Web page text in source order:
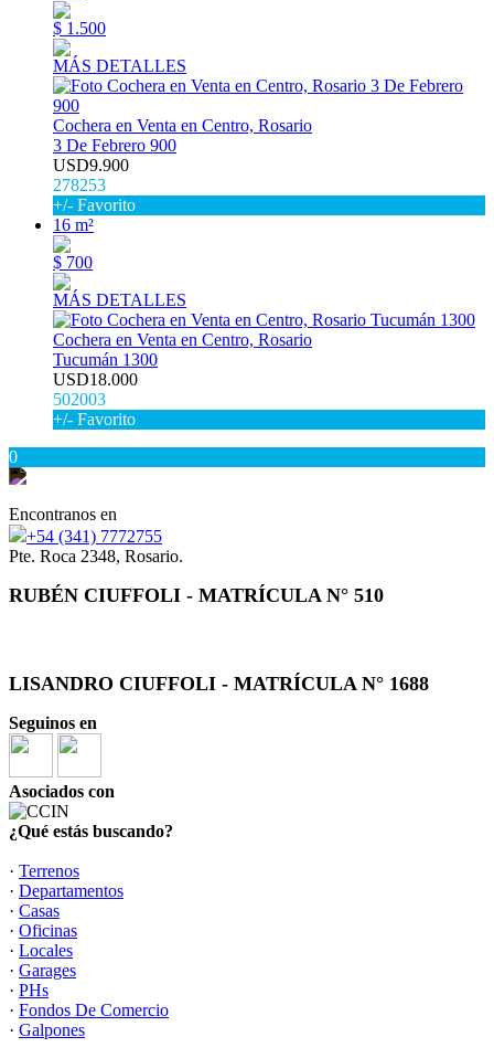
$ 1.500
MÁS DETALLES
Cochera en Venta en Centro, Rosario
3 De Febrero 900
USD9.900
278253
+/- Favorito
16 m²
$ 700
MÁS DETALLES
Cochera en Venta en Centro, Rosario
Tucumán 1300
USD18.000
502003
+/- Favorito
0
Encontranos en
+54 (341) 7772755
Pte. Roca 2348, Rosario.
RUBÉN CIUFFOLI - MATRÍCULA N° 510
LISANDRO CIUFFOLI - MATRÍCULA N° 1688
Seguinos en
Asociados con
¿Qué estás buscando?
· Terrenos
· Departamentos
· Casas
· Oficinas
· Locales
· Garages
· PHs
· Fondos De Comercio
· Galpones